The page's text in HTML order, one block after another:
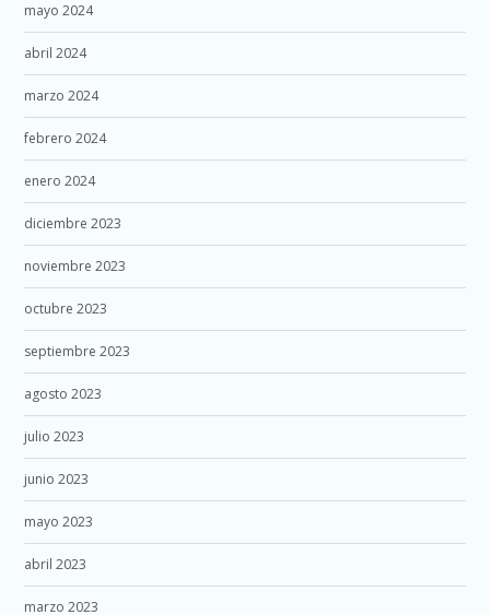
mayo 2024
abril 2024
marzo 2024
febrero 2024
enero 2024
diciembre 2023
noviembre 2023
octubre 2023
septiembre 2023
agosto 2023
julio 2023
junio 2023
mayo 2023
abril 2023
marzo 2023